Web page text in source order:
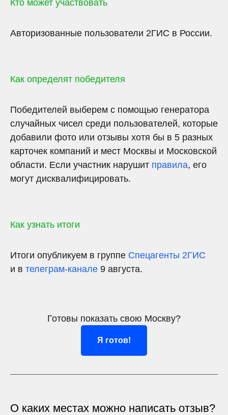
Кто может участвовать
Авторизованные пользователи 2ГИС в России.
Как определят победителя
Победителей выберем с помощью генератора
случайных чисел среди пользователей, которые
добавили фото или отзывы хотя бы в 5 разных
карточек компаний и мест Москвы и Московской
области. Если участник нарушит правила, его
могут дисквалифицировать.
Как узнать итоги
Итоги опубликуем в группе Спецагенты 2ГИС
и в телеграм-канале 9 августа.
Готовы показать свою Москву?
Я готов!
О каких местах можно написать отзыв?